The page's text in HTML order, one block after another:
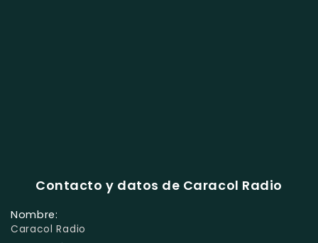
Contacto y datos de Caracol Radio
Nombre:
Caracol Radio